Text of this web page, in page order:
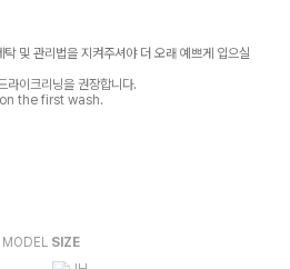
및 관리법을 지켜주셔야 더 오래 예쁘게 입으실
라이크리닝을 권장합니다.
the first wash.
MODEL SIZE